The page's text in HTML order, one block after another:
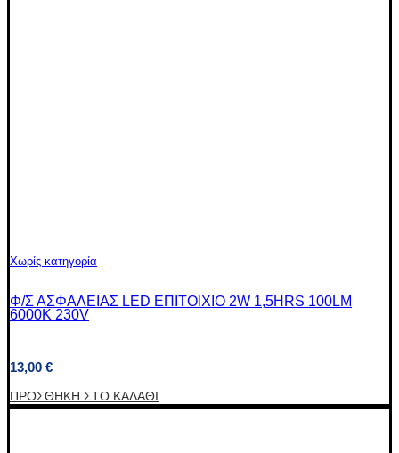
Χωρίς κατηγορία
Φ/Σ ΑΣΦΑΛΕΙΑΣ LED ΕΠΙΤΟΙΧΙΟ 2W 1,5HRS 100LM
6000K 230V
13,00 €
ΠΡΟΣΘΉΚΗ ΣΤΟ ΚΑΛΆΘΙ